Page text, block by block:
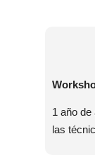
1 año
las